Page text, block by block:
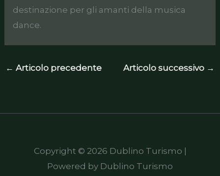
destinazione per gli amanti della musica
dance.
← Articolo precedente Articolo successivo →
Copyright © 2026 Dublino Turismo |
Powered by Dublino Turismo